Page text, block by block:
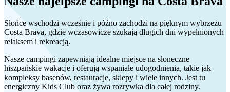
Słońce wschodzi wcześnie i późno zachodzi na pięknym wybrzeżu
Costa Brava, gdzie wczasowicze szukają długich dni wypełnionych
relaksem i rekreacją.
Nasze campingi zapewniają idealne miejsce na słoneczne
hiszpańskie wakacje i oferują wspaniałe udogodnienia, takie jak
kompleksy basenów, restauracje, sklepy i wiele innych. Jest tu
energiczny Kids Club oraz żywa rozrywka dla całej rodziny.